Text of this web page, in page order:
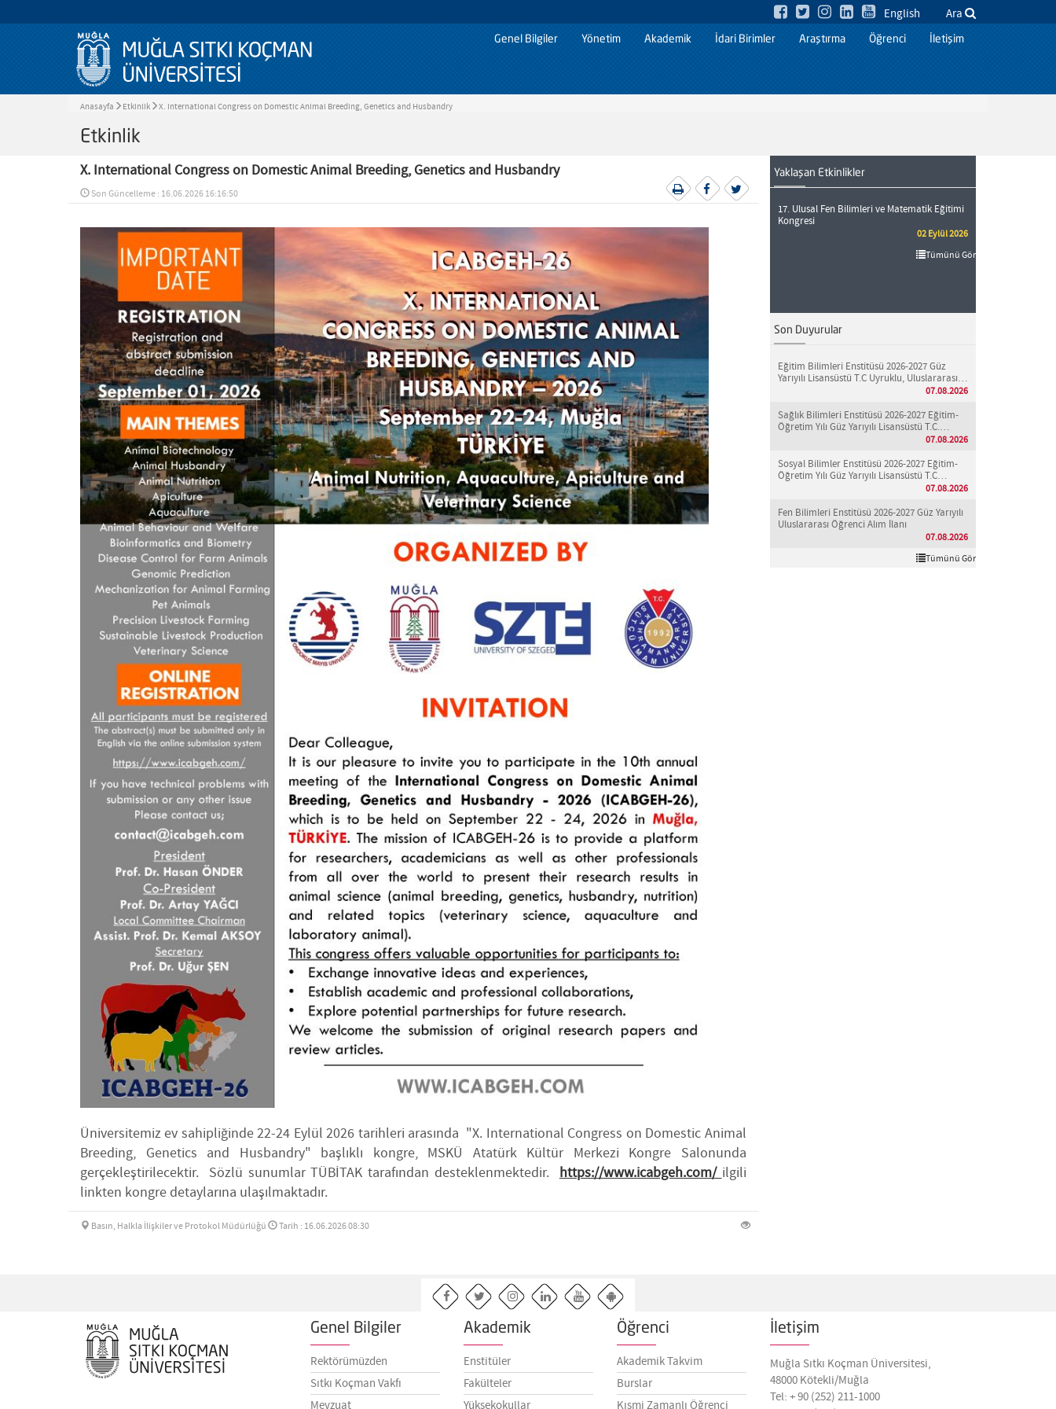
English Ara
Genel Bilgiler Yönetim Akademik İdari Birimler Araştırma Öğrenci İletişim
Anasayfa Etkinlik X. International Congress on Domestic Animal Breeding, Genetics and Husbandry
Etkinlik
X. International Congress on Domestic Animal Breeding, Genetics and Husbandry
Son Güncelleme : 16.06.2026 16:16:50
Üniversitemiz ev sahipliğinde 22-24 Eylül 2026 tarihleri arasında "X. International Congress on Domestic Animal
Breeding, Genetics and Husbandry" başlıklı kongre, MSKÜ Atatürk Kültür Merkezi Kongre Salonunda
gerçekleştirilecektir. Sözlü sunumlar TÜBİTAK tarafından desteklenmektedir. https://www.icabgeh.com/ilgili
linkten kongre detaylarına ulaşılmaktadır.
Basın, Halkla İlişkiler ve Protokol Müdürlüğü Tarih : 16.06.2026 08:30
Yaklaşan Etkinlikler
17. Ulusal Fen Bilimleri ve Matematik Eğitimi
Kongresi
02 Eylül 2026
Tümünü Gör
Son Duyurular
Eğitim Bilimleri Enstitüsü 2026-2027 Güz
Yarıyılı Lisansüstü T.C Uyruklu, Uluslararası
07.08.2026
Sağlık Bilimleri Enstitüsü 2026-2027 Eğitim-
Öğretim Yılı Güz Yarıyılı Lisansüstü T.C.
Uyruklu, Uluslararası ve Yatay Geçiş ile07.08.2026
Sosyal Bilimler Enstitüsü 2026-2027 Eğitim-
Öğretim Yılı Güz Yarıyılı Lisansüstü T.C
Uyruklu, Uluslararası ve Yatay Geçiş ile07.08.2026
Fen Bilimleri Enstitüsü 2026-2027 Güz Yarıyılı
Uluslararası Öğrenci Alım İlanı
07.08.2026
Tümünü Gör
Genel Bilgiler
Rektörümüzden
Sıtkı Koçman Vakfı
Mevzuat
Akademik
Enstitüler
Fakülteler
Yüksekokullar
Öğrenci
Akademik Takvim
Burslar
Kısmi Zamanlı Öğrenci
İletişim
Muğla Sıtkı Koçman Üniversitesi,
48000 Kötekli/Muğla
Tel: + 90 (252) 211-1000